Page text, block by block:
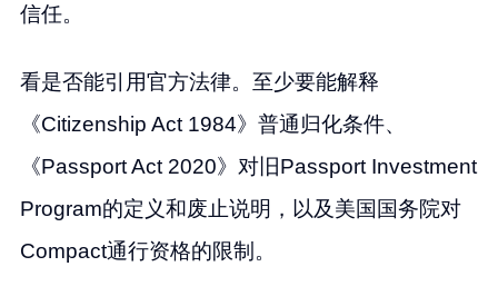
信任。
看是否能引用官方法律。至少要能解释
《Citizenship Act 1984》普通归化条件、
《Passport Act 2020》对旧Passport Investment
Program的定义和废止说明，以及美国国务院对
Compact通行资格的限制。